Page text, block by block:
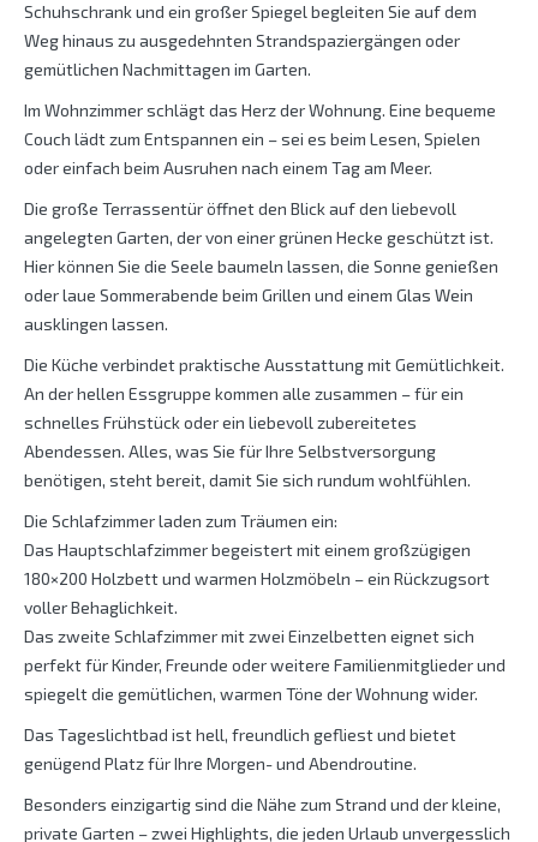
Schuhschrank und ein großer Spiegel begleiten Sie auf dem
Weg hinaus zu ausgedehnten Strandspaziergängen oder
gemütlichen Nachmittagen im Garten.
Im Wohnzimmer schlägt das Herz der Wohnung. Eine bequeme
Couch lädt zum Entspannen ein – sei es beim Lesen, Spielen
oder einfach beim Ausruhen nach einem Tag am Meer.
Die große Terrassentür öffnet den Blick auf den liebevoll
angelegten Garten, der von einer grünen Hecke geschützt ist.
Hier können Sie die Seele baumeln lassen, die Sonne genießen
oder laue Sommerabende beim Grillen und einem Glas Wein
ausklingen lassen.
Die Küche verbindet praktische Ausstattung mit Gemütlichkeit.
An der hellen Essgruppe kommen alle zusammen – für ein
schnelles Frühstück oder ein liebevoll zubereitetes
Abendessen. Alles, was Sie für Ihre Selbstversorgung
benötigen, steht bereit, damit Sie sich rundum wohlfühlen.
Die Schlafzimmer laden zum Träumen ein:
Das Hauptschlafzimmer begeistert mit einem großzügigen
180×200 Holzbett und warmen Holzmöbeln – ein Rückzugsort
voller Behaglichkeit.
Das zweite Schlafzimmer mit zwei Einzelbetten eignet sich
perfekt für Kinder, Freunde oder weitere Familienmitglieder und
spiegelt die gemütlichen, warmen Töne der Wohnung wider.
Das Tageslichtbad ist hell, freundlich gefliest und bietet
genügend Platz für Ihre Morgen- und Abendroutine.
Besonders einzigartig sind die Nähe zum Strand und der kleine,
private Garten – zwei Highlights, die jeden Urlaub unvergesslich